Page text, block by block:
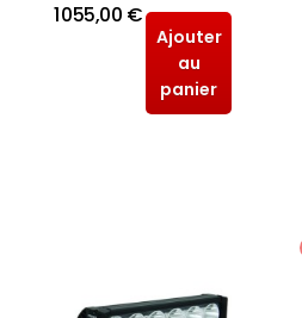
1 055,00 €
Ajouter
au
panier